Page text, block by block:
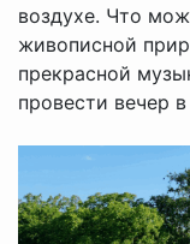
воздухе. Что
живописной
прекрасной
провести вечер